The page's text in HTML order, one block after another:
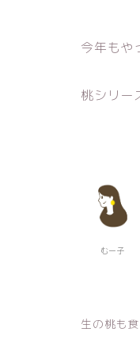
今年もや
桃シリー
むー子
生の桃も